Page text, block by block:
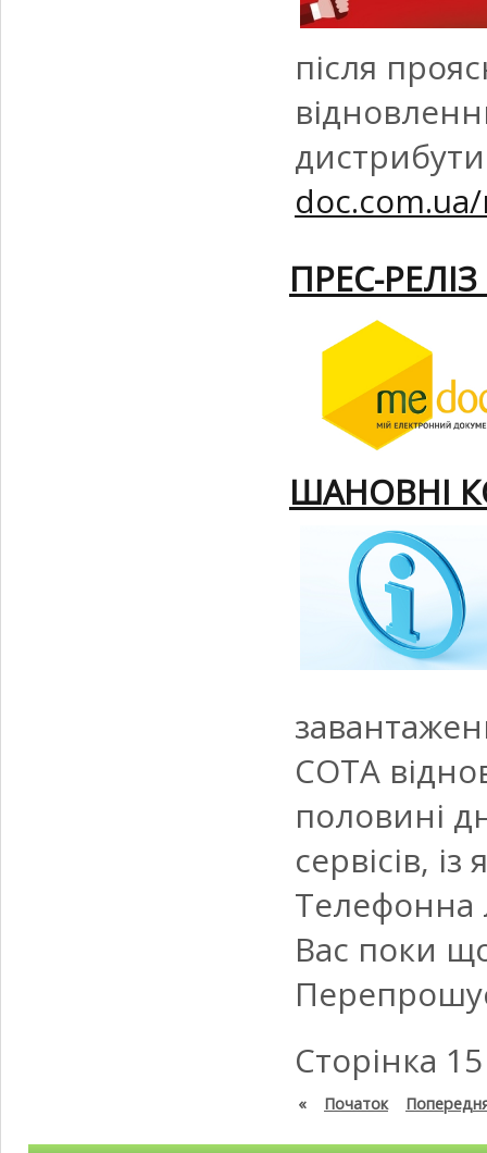
після
ПРЕС-
ШАНОВНІ
СОТА
половині
сервісів,
Телефонна
Вас поки
Сторінка 15
« Початок